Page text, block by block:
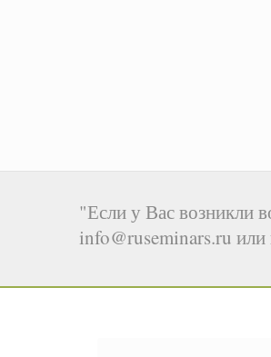
"Если у Вас возникли
info@ruseminars.ru или